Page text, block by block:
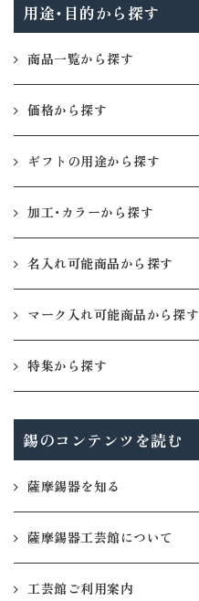
用途・目的から探す
商品一覧から探す
価格から探す
ギフトの用途から探す
加工・カラーから探す
名入れ可能商品から探す
マーク入れ可能商品から探す
特集から探す
錫のコンテンツを読む
薩摩錫器を知る
薩摩錫器工芸館について
工芸館ご利用案内